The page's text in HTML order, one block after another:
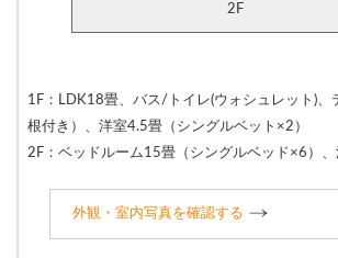
2F
1F：LDK18畳、バス/トイレ(ウォシュレット)、
根付き）、洋室4.5畳（シングルベット×2）
2F：ベッドルーム15畳（シングルベッド×6）
外観・室内写真を確認する